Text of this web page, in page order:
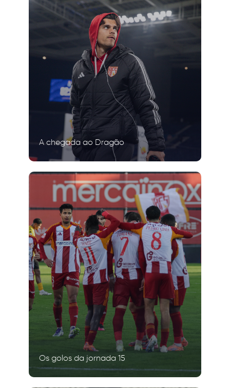
A chegada ao Dragão
Os golos da jornada 15